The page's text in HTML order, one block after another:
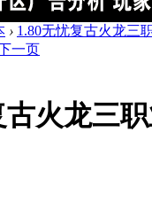
› 1.80无忧复古火龙三
一页
古火龙三